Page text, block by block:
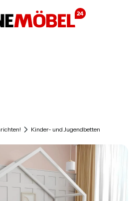
0. Details anzeigen
Kinder- und Jugendbetten